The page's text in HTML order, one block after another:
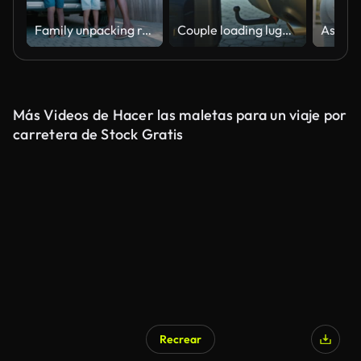
Family unpacking road trip suitcases, beach holiday inflatable toys from a car at resort. Adorable little sons helping single father prepare for vacation abroad. Man, children getting ready to travel Couple loading luggage in car trunk and mounting bicycle on car roof
Más Videos de Hacer las maletas para un viaje por
carretera de Stock Gratis
Recrear